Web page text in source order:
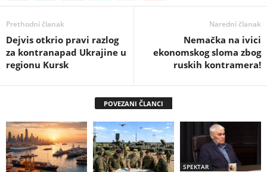
Prethodni članak
Dejvis otkrio pravi razlog
za kontranapad Ukrajine u
regionu Kursk
Naredni članak
Nemačka na ivici
ekonomskog sloma zbog
ruskih kontramera!
POVEZANI ČLANCI
SPEKTAR